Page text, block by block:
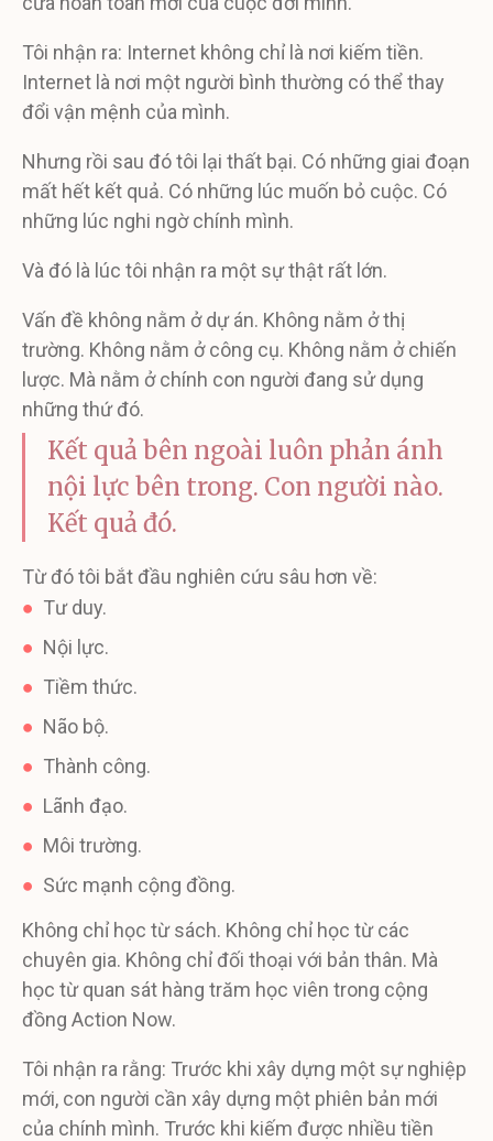
Tôi nhận ra: Internet không chỉ là nơi kiếm tiền.
Internet là nơi một người bình thường có thể thay
đổi vận mệnh của mình.
Nhưng rồi sau đó tôi lại thất bại. Có những giai đoạn
mất hết kết quả. Có những lúc muốn bỏ cuộc. Có
những lúc nghi ngờ chính mình.
Và đó là lúc tôi nhận ra một sự thật rất lớn.
Vấn đề không nằm ở dự án. Không nằm ở thị
trường. Không nằm ở công cụ. Không nằm ở chiến
lược. Mà nằm ở chính con người đang sử dụng
những thứ đó.
Kết quả bên ngoài luôn phản ánh
nội lực bên trong. Con người nào.
Kết quả đó.
Từ đó tôi bắt đầu nghiên cứu sâu hơn về:
● Tư duy.
● Nội lực.
● Tiềm thức.
● Não bộ.
● Thành công.
● Lãnh đạo.
● Môi trường.
● Sức mạnh cộng đồng.
Không chỉ học từ sách. Không chỉ học từ các
chuyên gia. Không chỉ đối thoại với bản thân. Mà
học từ quan sát hàng trăm học viên trong cộng
đồng Action Now.
Tôi nhận ra rằng: Trước khi xây dựng một sự nghiệp
mới, con người cần xây dựng một phiên bản mới
của chính mình. Trước khi kiếm được nhiều tiền